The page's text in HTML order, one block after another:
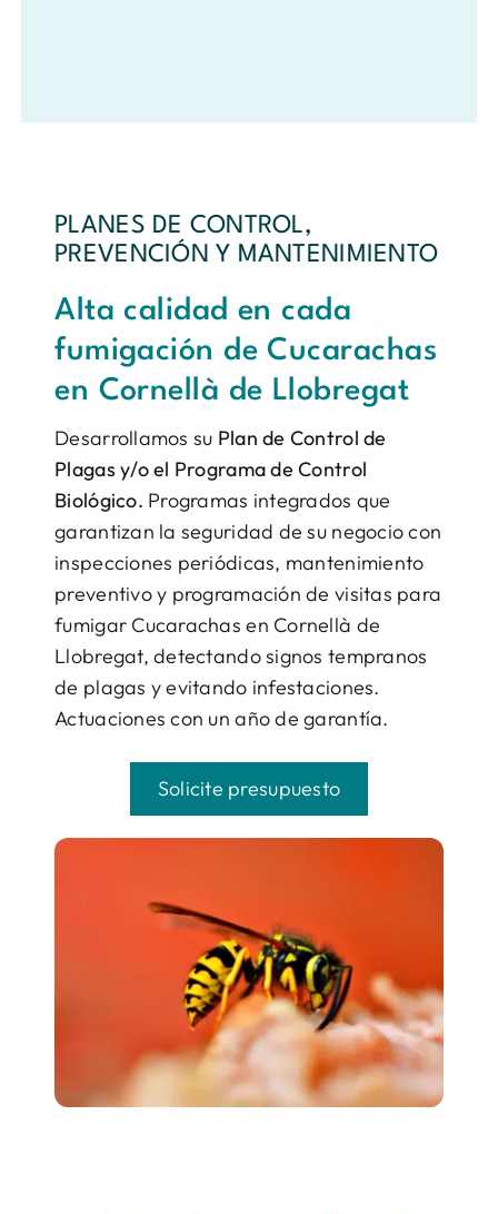
PLANES DE CONTROL,
PREVENCIÓN Y MANTENIMIENTO
Alta calidad en cada
fumigación de Cucarachas
en Cornellà de Llobregat
Desarrollamos su Plan de Control de
Plagas y/o el Programa de Control
Biológico. Programas integrados que
garantizan la seguridad de su negocio con
inspecciones periódicas, mantenimiento
preventivo y programación de visitas para
fumigar Cucarachas en Cornellà de
Llobregat, detectando signos tempranos
de plagas y evitando infestaciones.
Actuaciones con un año de garantía.
Solicite presupuesto